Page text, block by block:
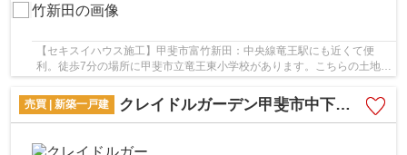
【セキスイハウス施工】甲斐市富竹新田：中央線竜王駅にも近くて便
利。徒歩7分の場所に甲斐市立竜王東小学校があります。こちらの土地は
前面道路6m以上です。こちらは中古の戸建て物件...
売買 | 新築一戸建
クレイドルガーデン甲斐市中下条第7 1号棟